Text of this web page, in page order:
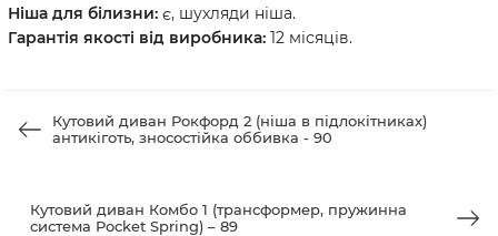
Ніша для білизни: є, шухляди ніша.
Гарантія якості від виробника: 12 місяців.
Кутовий диван Рокфорд 2 (ніша в підлокітниках)
антикіготь, зносостійка оббивка - 90
Кутовий диван Комбо 1 (трансформер, пружинна
система Pocket Spring) – 89